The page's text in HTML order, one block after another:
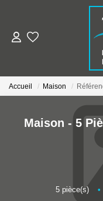
Accueil Maison
Maison - 5
5pièce(s) •